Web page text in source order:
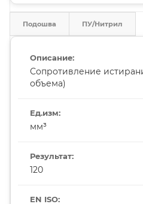
Подошва ПУ/Нитрил
Сопротивление
объема)
мм³
120